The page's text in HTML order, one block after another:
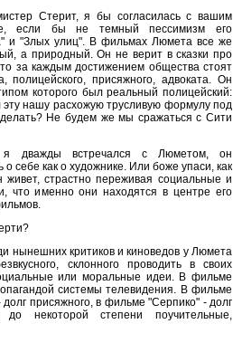
Стерит, я бы согласилась с вашим
если бы не темный пессимизм его
и "Злых улиц". В фильмах Люмета все же
а природный. Он не верит в сказки про
за каждым достижением общества стоят
полицейского, присяжного, адвоката. Он
которого был реальный полицейский:
нашу расхожую трусливую формулу под
Не будем же мы сражаться с Сити
дважды встречался с Люметом, он
о себе как о художнике. Или боже упаси, как
страстно переживая социальные и
что именно они находятся в центре его
нынешних критиков и киноведов у Люмета
склонного проводить в своих
или моральные идеи. В фильме
системы телевидения. В фильме
присяжного, в фильме "Серпико" - долг
некоторой степени поучительные,